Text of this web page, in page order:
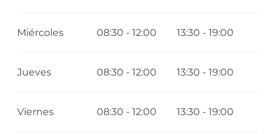
Miércoles 08:30 - 12:00 13:30 - 19:00
Jueves 08:30 - 12:00 13:30 - 19:00
Viernes 08:30 - 12:00 13:30 - 19:00